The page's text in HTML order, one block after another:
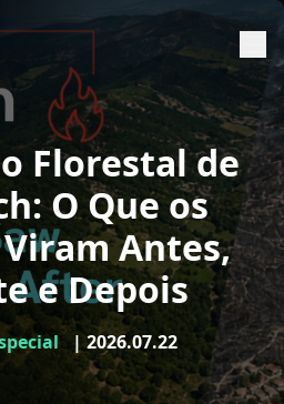
Florestal de
O Que os
Antes,
e Depois
| 2026.07.22